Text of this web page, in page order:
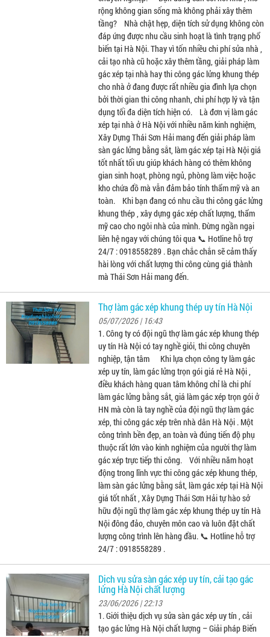
rộng không gian sống mà không phải xây thêm
tầng? Nhà chật hẹp, diện tích sử dụng không còn
đáp ứng được nhu cầu sinh hoạt là tình trạng phổ
biến tại Hà Nội. Thay vì tốn nhiều chi phí sửa nhà ,
cải tạo nhà cũ hoặc xây thêm tầng, giải pháp làm
gác xép tại nhà hay thi công gác lửng khung thép
cho nhà ở đang được rất nhiều gia đình lựa chọn
bởi thời gian thi công nhanh, chi phí hợp lý và tận
dụng tối đa diện tích hiện có. Là đơn vị làm gác
xép tại nhà ở Hà Nội với nhiều năm kinh nghiệm,
Xây Dựng Thái Sơn Hải mang đến giải pháp làm
sàn gác lửng bằng sắt, làm gác xép tại Hà Nội giá
tốt nhất tối ưu giúp khách hàng có thêm không
gian sinh hoạt, phòng ngủ, phòng làm việc hoặc
kho chứa đồ mà vẫn đảm bảo tính thẩm mỹ và an
toàn. Khi bạn đang có nhu cầu thi công gác lửng
khung thép , xây dựng gác xép chất lượng, thẩm
mỹ cao cho ngôi nhà của mình. Đừng ngần ngại
liên hệ ngay với chúng tôi qua 📞 Hotline hỗ trợ
24/7 : 0918558289 . Bạn chắc chắn sẽ cảm thấy
hài lòng với chất lượng thi công cùng giá thành
mà Thái Sơn Hải mang đến.
Thợ làm gác xép khung thép uy tín Hà Nội
05/07/2026 | 16:43
1. Công ty có đội ngũ thợ làm gác xép khung thép
uy tín Hà Nội có tay nghề giỏi, thi công chuyên
nghiệp, tận tâm Khi lựa chọn công ty làm gác
xép uy tín, làm gác lửng trọn gói giá rẻ Hà Nội ,
điều khách hàng quan tâm không chỉ là chi phí
làm gác lửng bằng sắt, giá làm gác xép trọn gói ở
HN mà còn là tay nghề của đội ngũ thợ làm gác
xép, thi công gác xép trên nhà dân Hà Nội . Một
công trình bền đẹp, an toàn và đúng tiến độ phụ
thuộc rất lớn vào kinh nghiệm của người thợ làm
gác xép trực tiếp thi công. Với nhiều năm hoạt
động trong lĩnh vực thi công gác xép khung thép,
làm sàn gác lửng bằng sắt, làm gác xép tại Hà Nội
giá tốt nhất , Xây Dựng Thái Sơn Hải tự hào sở
hữu đội ngũ thợ làm gác xép khung thép uy tín Hà
Nội đông đảo, chuyên môn cao và luôn đặt chất
lượng công trình lên hàng đầu. 📞 Hotline hỗ trợ
24/7 : 0918558289 .
Dịch vụ sửa sàn gác xép uy tín, cải tạo gác
lửng Hà Nội chất lượng
23/06/2026 | 22:13
1. Giới thiệu dịch vụ sửa sàn gác xép uy tín , cải
tạo gác lửng Hà Nội chất lượng – Giải pháp Biến